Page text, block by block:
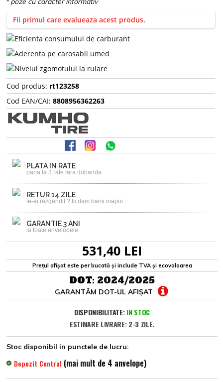
Fii primul care evalueaza acest produs.
Cod produs: rt123258
Cod EAN/CAI: 8808956362263
PLATA IN RATE
pana la 3 rate fara dobanda
RETUR 14 ZILE
te-ai razgandit ? Iti dam banii inapoi
GARANTIE 3 ANI
la toate anvelopele
531,40 LEI
Prețul afișat este per bucată și include TVA și ecovaloarea
DOT: 2024/2025
GARANTĂM DOT-UL AFIȘAT
DISPONIBILITATE: IN STOC
ESTIMARE LIVRARE: 2-3 ZILE.
Stoc disponibil in punctele de lucru:
Depozit Central (mai mult de 4 anvelope)